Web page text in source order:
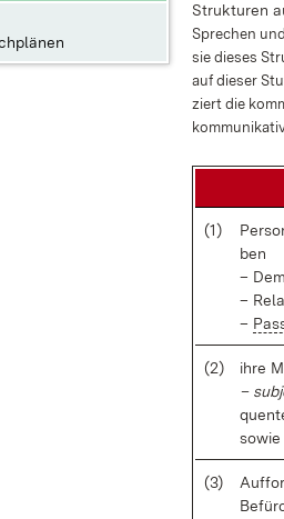
Struk­tu­ren
Spre­chen
siedie­ses
auf die­ser
ziert die
(1)
ben
–
–
–
(2)
ih­re
–
so­wie
(3)